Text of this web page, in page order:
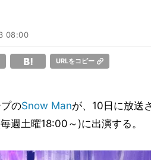
08:00
URLをコピー
のSnow Manが、10日に放送
週土曜18:00～)に出演する。